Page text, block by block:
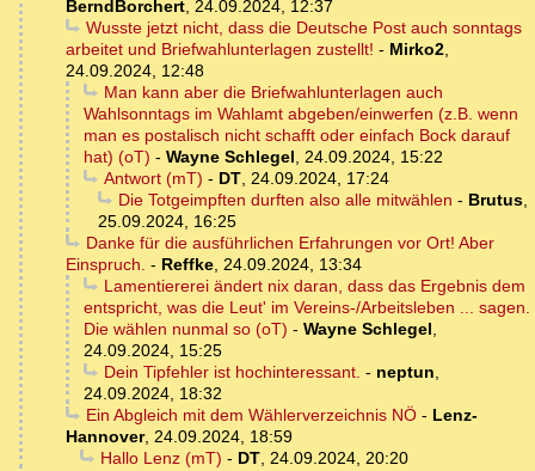
BerndBorchert, 24.09.2024, 12:37
Wusste jetzt nicht, dass die Deutsche Post auch sonntags
arbeitet und Briefwahlunterlagen zustellt! - Mirko2,
24.09.2024, 12:48
Man kann aber die Briefwahlunterlagen auch
Wahlsonntags im Wahlamt abgeben/einwerfen (z.B. wenn
man es postalisch nicht schafft oder einfach Bock darauf
hat) (oT) - Wayne Schlegel, 24.09.2024, 15:22
Antwort (mT) - DT, 24.09.2024, 17:24
Die Totgeimpften durften also alle mitwählen - Brutus,
25.09.2024, 16:25
Danke für die ausführlichen Erfahrungen vor Ort! Aber
Einspruch. - Reffke, 24.09.2024, 13:34
Lamentiererei ändert nix daran, dass das Ergebnis dem
entspricht, was die Leut' im Vereins-/Arbeitsleben ... sagen.
Die wählen nunmal so (oT) - Wayne Schlegel,
24.09.2024, 15:25
Dein Tipfehler ist hochinteressant. - neptun,
24.09.2024, 18:32
Ein Abgleich mit dem Wählerverzeichnis NÖ- Lenz-
Hannover, 24.09.2024, 18:59
Hallo Lenz (mT) - DT, 24.09.2024, 20:20